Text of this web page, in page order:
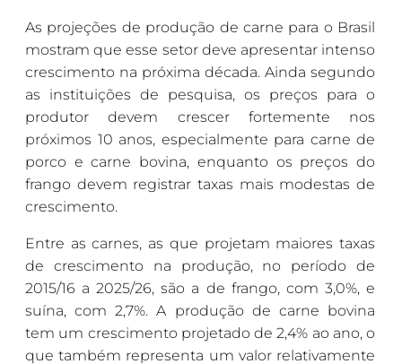
As projeções de produção de carne para o Brasil
mostram que esse setor deve apresentar intenso
crescimento na próxima década. Ainda segundo
as instituições de pesquisa, os preços para o
produtor devem crescer fortemente nos
próximos 10 anos, especialmente para carne de
porco e carne bovina, enquanto os preços do
frango devem registrar taxas mais modestas de
crescimento.
Entre as carnes, as que projetam maiores taxas
de crescimento na produção, no período de
2015/16 a 2025/26, são a de frango, com 3,0%, e
suína, com 2,7%. A produção de carne bovina
tem um crescimento projetado de 2,4% ao ano, o
que também representa um valor relativamente